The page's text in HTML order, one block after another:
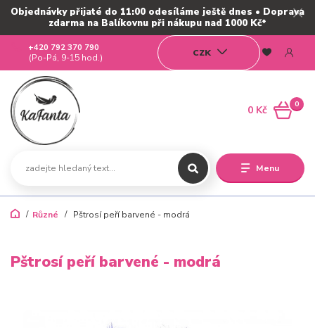
Objednávky přijaté do 11:00 odesíláme ještě dnes • Doprava
zdarma na Balíkovnu při nákupu nad 1000 Kč*
Menu
CZK
+420 792 370 790
(Po-Pá, 9-15 hod.)
0
0 Kč
Různé Pštrosí peří barvené - modrá
Pštrosí peří barvené - modrá